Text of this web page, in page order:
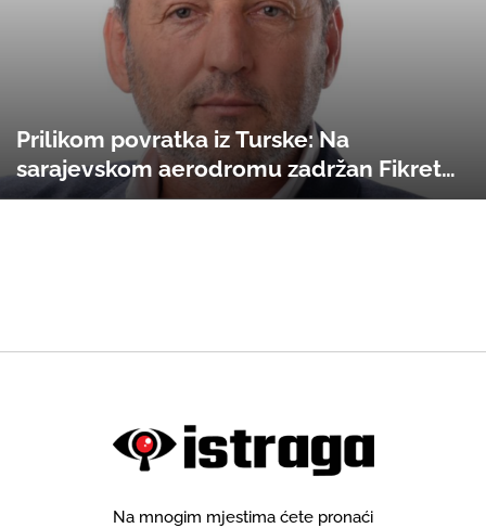
Prilikom povratka iz Turske: Na
sarajevskom aerodromu zadržan Fikret
Prevljak. Formalno još nije lišen slobode.
Na mnogim mjestima ćete pronaći